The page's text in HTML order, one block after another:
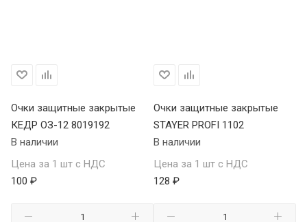
Очки защитные закрытые
КЕДР ОЗ-12 8019192
В наличии
Цена за 1 шт с НДС
100 ₽
Очки защитные закрытые
STAYER PROFI 1102
В наличии
Цена за 1 шт с НДС
128 ₽